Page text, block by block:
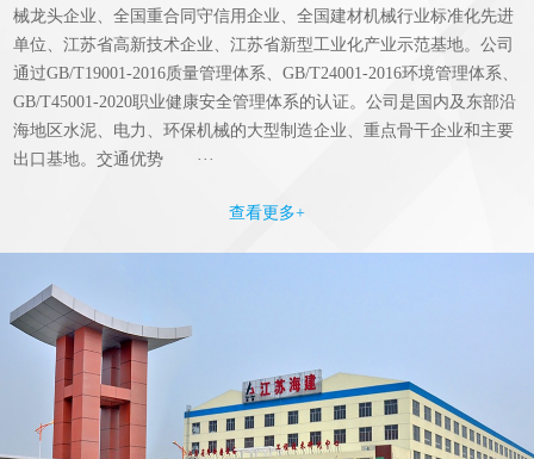
械龙头企业、全国重合同守信用企业、全国建材机械行业标准化先进
单位、江苏省高新技术企业、江苏省新型工业化产业示范基地。公司
通过GB/T19001-2016质量管理体系、GB/T24001-2016环境管理体系、
GB/T45001-2020职业健康安全管理体系的认证。公司是国内及东部沿
海地区水泥、电力、环保机械的大型制造企业、重点骨干企业和主要
出口基地。交通优势 ···
查看更多+